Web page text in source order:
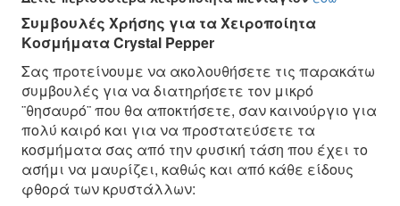
Συμβουλές Χρήσης για τα Χειροποίητα
Κοσμήματα Crystal Pepper
Σας προτείνουμε να ακολουθήσετε τις παρακάτω
συμβουλές για να διατηρήσετε τον μικρό
¨θησαυρό¨ που θα αποκτήσετε, σαν καινούργιο για
πολύ καιρό και για να προστατεύσετε τα
κοσμήματα σας από την φυσική τάση που έχει το
ασήμι να μαυρίζει, καθώς και από κάθε είδους
φθορά των κρυστάλλων: